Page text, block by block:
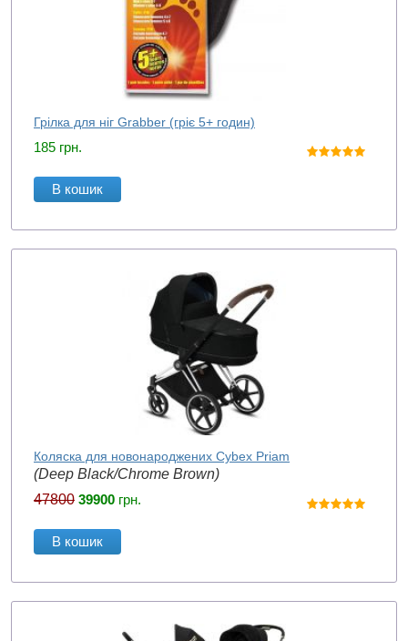
Грілка для ніг Grabber (гріє 5+ годин)
185 грн.
В кошик
Коляска для новонароджених Cybex Priam
(Deep Black/Chrome Brown)
47800 39900 грн.
В кошик